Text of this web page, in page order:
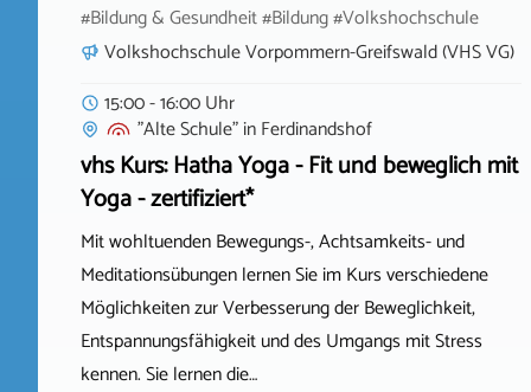
#Bildung & Gesundheit #Bildung #Volkshochschule
Volkshochschule Vorpommern-Greifswald (VHS VG)
15:00 - 16:00 Uhr
"Alte Schule"inFerdinandshof
vhs Kurs: Hatha Yoga - Fit und beweglich mit
Yoga - zertifiziert*
Mit wohltuenden Bewegungs-, Achtsamkeits- und
Meditationsübungen lernen Sie im Kurs verschiedene
Möglichkeiten zur Verbesserung der Beweglichkeit,
Entspannungsfähigkeit und des Umgangs mit Stress
kennen. Sie lernen die…